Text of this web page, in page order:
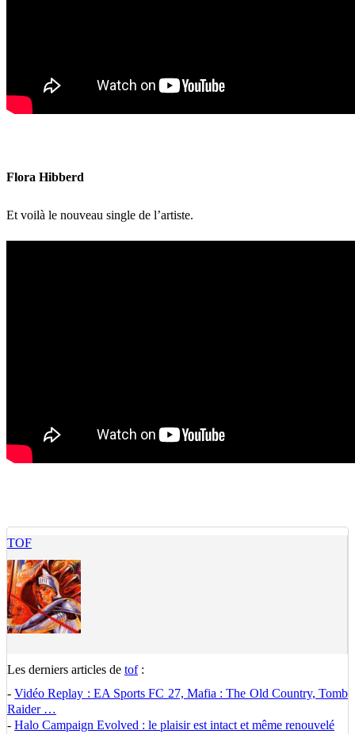
Flora Hibberd
Et voilà le nouveau single de l’artiste.
TOF
Les derniers articles de tof:
-Vidéo Replay : EA Sports FC 27, Mafia : The Old Country, Tomb
Raider …
- Halo Campaign Evolved : le plaisir est intact et même renouvelé